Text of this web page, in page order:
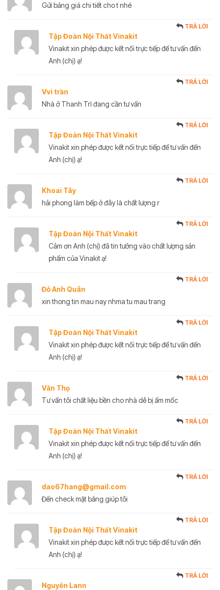
Gửi bảng giá chi tiết cho t nhé
Tập Đoàn Nội Thất Vinakit
TRẢ LỜI
Vinakit xin phép được kết nối trực tiếp để tư vấn đến
Anh (chị) ạ!
Vvi trần
TRẢ LỜI
Nhà ở Thanh Trì đang cần tư vấn
Tập Đoàn Nội Thất Vinakit
TRẢ LỜI
Vinakit xin phép được kết nối trực tiếp để tư vấn đến
Anh (chị) ạ!
Khoai Tây
TRẢ LỜI
hải phong làm bếp ở đây là chất lượng r
Tập Đoàn Nội Thất Vinakit
TRẢ LỜI
Cảm ơn Anh (chị) đã tin tưởng vào chất lượng sản
phẩm của Vinakit ạ!
Đỗ Anh Quân
TRẢ LỜI
xin thong tin mau nay nhma tu mau trang
Tập Đoàn Nội Thất Vinakit
TRẢ LỜI
Vinakit xin phép được kết nối trực tiếp để tư vấn đến
Anh (chị) ạ!
Văn Thọ
TRẢ LỜI
Tư vấn tôi chất liệu bền cho nhà dễ bị ẩm mốc
Tập Đoàn Nội Thất Vinakit
TRẢ LỜI
Vinakit xin phép được kết nối trực tiếp để tư vấn đến
Anh (chị) ạ!
dao67hang@gmail.com
TRẢ LỜI
Đến check mặt bằng giúp tôi
Tập Đoàn Nội Thất Vinakit
TRẢ LỜI
Vinakit xin phép được kết nối trực tiếp để tư vấn đến
Anh (chị) ạ!
Nguyễn Lann
TRẢ LỜI